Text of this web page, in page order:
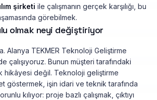
şirketi ile çalışmanın gerçek karşılığı, bu
görebilmek.
olmak neyi değiştiriyor
Alanya TEKMER Teknoloji Geliştirme
çalışıyoruz. Bunun müşteri tarafındaki
hikâyesi değil. Teknoloji geliştirme
göstermek, işin idari ve teknik tarafında
kılıyor: proje bazlı çalışmak, çıktıyı